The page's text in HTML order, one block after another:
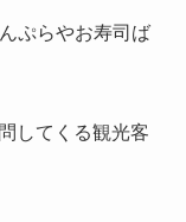
ぷらやお寿司ば
してくる観光客